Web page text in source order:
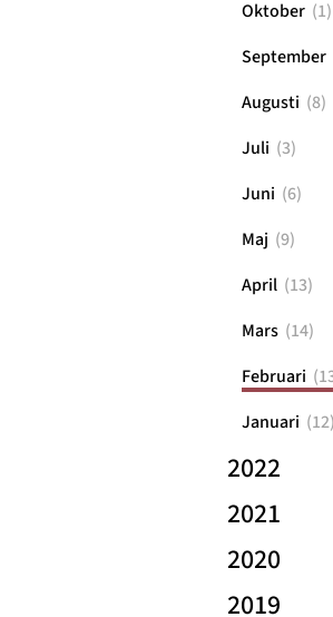
Vikt
Relationer
Nyttig mat
Recept
Kategorier
Arkiv
Oktober (1)
September
Augusti (8)
Juli (3)
Juni (6)
Maj (9)
April (13)
Mars (14)
Februari (
Januari (12)
2022
2021
2020
2019